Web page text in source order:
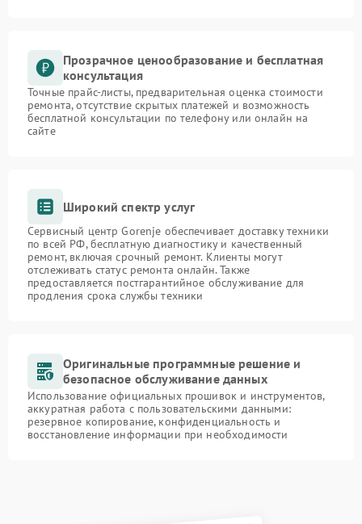
Прозрачное ценообразование и бесплатная
консультация
Точные прайс-листы, предварительная оценка стоимости
ремонта, отсутствие скрытых платежей и возможность
бесплатной консультации по телефону или онлайн на
сайте
Широкий спектр услуг
Сервисный центр Gorenje обеспечивает доставку техники
по всей РФ, бесплатную диагностику и качественный
ремонт, включая срочный ремонт. Клиенты могут
отслеживать статус ремонта онлайн. Также
предоставляется постгарантийное обслуживание для
продления срока службы техники
Оригинальные программные решение и
безопасное обслуживание данных
Использование официальных прошивок и инструментов,
аккуратная работа с пользовательскими данными:
резервное копирование, конфиденциальность и
восстановление информации при необходимости